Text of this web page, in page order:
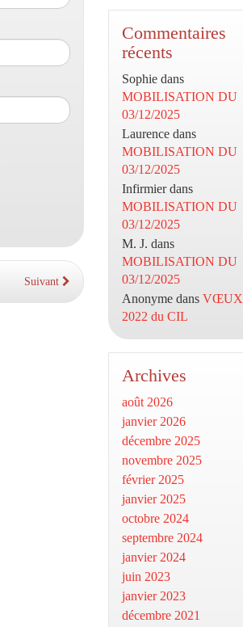
Suivant
Commentaires
récents
Sophie dans
MOBILISATION DU
03/12/2025
Laurence dans
MOBILISATION DU
03/12/2025
Infirmierdans
MOBILISATION DU
03/12/2025
M. J. dans
MOBILISATION DU
03/12/2025
Anonyme dans VŒUX
2022 du CIL
Archives
août 2026
janvier 2026
décembre 2025
novembre 2025
février 2025
janvier 2025
octobre 2024
septembre 2024
janvier 2024
juin 2023
janvier 2023
décembre 2021